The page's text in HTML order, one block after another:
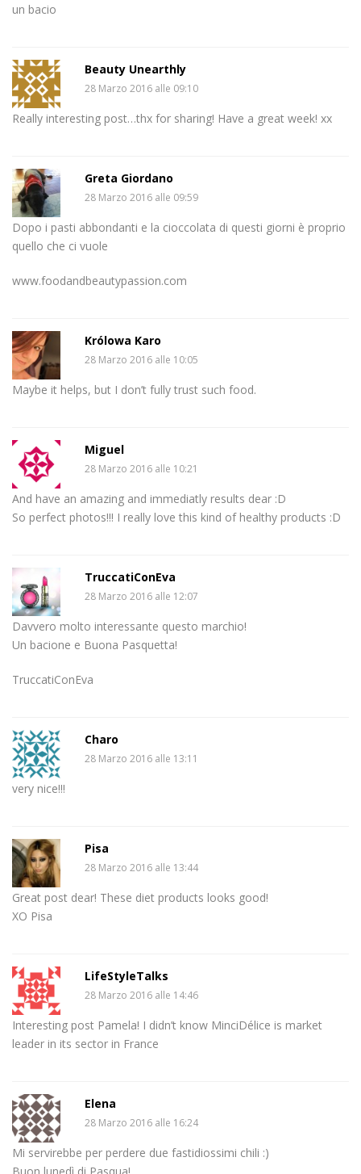
un bacio
Beauty Unearthly
28 Marzo 2016 alle 09:10
Really interesting post…thx for sharing! Have a great week! xx
Greta Giordano
28 Marzo 2016 alle 09:59
Dopo i pasti abbondanti e la cioccolata di questi giorni è proprio
quello che ci vuole
www.foodandbeautypassion.com
Królowa Karo
28 Marzo 2016 alle 10:05
Maybe it helps, but I don’t fully trust such food.
Miguel
28 Marzo 2016 alle 10:21
And have an amazing and immediatly results dear :D
So perfect photos!!! I really love this kind of healthy products :D
TruccatiConEva
28 Marzo 2016 alle 12:07
Davvero molto interessante questo marchio!
Un bacione e Buona Pasquetta!
TruccatiConEva
Charo
28 Marzo 2016 alle 13:11
very nice!!!
Pisa
28 Marzo 2016 alle 13:44
Great post dear! These diet products looks good!
XO Pisa
LifeStyleTalks
28 Marzo 2016 alle 14:46
Interesting post Pamela! I didn’t know MinciDélice is market
leader in its sector in France
Elena
28 Marzo 2016 alle 16:24
Mi servirebbe per perdere due fastidiossimi chili :)
Buon lunedì di Pasqua!